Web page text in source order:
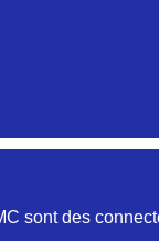
sont des